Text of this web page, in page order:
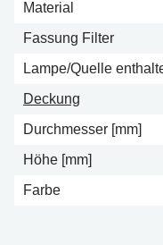
Material
Fassung Filter
Lampe/Quelle
Deckung
Durchmesser [mm]
Höhe [mm]
Farbe